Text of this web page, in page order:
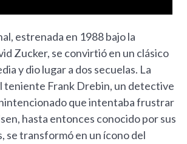
estrenada en 1988 bajo la
Zucker, se convirtió en un clásico
y dio lugar a dos secuelas. La
teniente Frank Drebin, un detective
que intentaba frustrar
hasta entonces conocido por sus
se transformó en un ícono del